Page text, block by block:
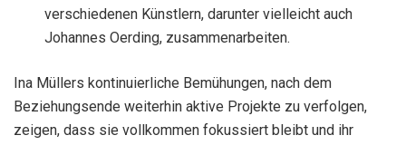
verschiedenen Künstlern, darunter vielleicht auch
Johannes Oerding, zusammenarbeiten.
Ina Müllers kontinuierliche Bemühungen, nach dem
Beziehungsende weiterhin aktive Projekte zu verfolgen,
zeigen, dass sie vollkommen fokussiert bleibt und ihr